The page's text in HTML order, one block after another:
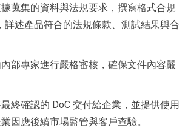
蒐集的資料與法規要求，撰寫格式合規
詳述產品符合的法規條款、測試結果與合
部專家進行嚴格審核，確保文件內容嚴
終確認的 DoC 交付給企業，並提供使用
因應後續市場監管與客戶查驗。